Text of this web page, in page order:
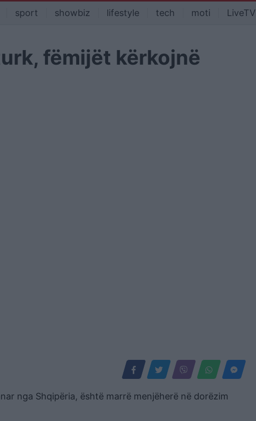
sport showbiz lifestyle tech moti LiveTV
fëmijët kërkojnë
nga Shqipëria, është marrë menjëherë në dorëzim